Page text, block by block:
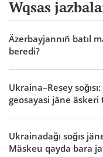
Wqsas
Äzerbayjannıñ batıl
beredi?
Ukraina–Resey
geosayasi jäne äskeri
Ukrainadağı soğıs
Mäskeu qayda bara